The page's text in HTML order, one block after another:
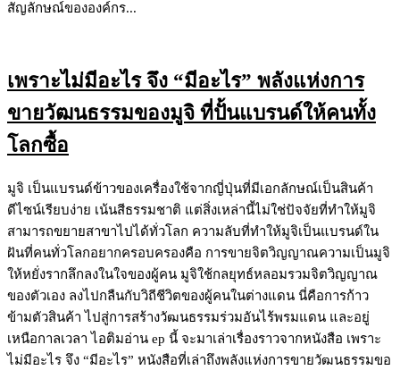
สัญลักษณ์ขององค์กร...
เพราะไม่มีอะไร จึง “มีอะไร” พลังแห่งการ
ขายวัฒนธรรมของมูจิ ที่ปั้นแบรนด์ให้คนทั้ง
โลกซื้อ
มูจิ เป็นแบรนด์ข้าวของเครื่องใช้จากญี่ปุ่นที่มีเอกลักษณ์เป็นสินค้า
ดีไซน์เรียบง่าย เน้นสีธรรมชาติ แต่สิ่งเหล่านี้ไม่ใช่ปัจจัยที่ทำให้มูจิ
สามารถขยายสาขาไปได้ทั่วโลก ความลับที่ทำให้มูจิเป็นแบรนด์ใน
ฝันที่คนทั่วโลกอยากครอบครองคือ การขายจิตวิญญาณความเป็นมูจิ
ให้หยั่งรากลึกลงในใจของผู้คน มูจิใช้กลยุทธ์หลอมรวมจิตวิญญาณ
ของตัวเอง ลงไปกลืนกับวิถีชีวิตของผู้คนในต่างแดน นี่คือการก้าว
ข้ามตัวสินค้า ไปสู่การสร้างวัฒนธรรมร่วมอันไร้พรมแดน และอยู่
เหนือกาลเวลา ไอติมอ่าน ep นี้ จะมาเล่าเรื่องราวจากหนังสือ เพราะ
ไม่มีอะไร จึง “มีอะไร” หนังสือที่เล่าถึงพลังแห่งการขายวัฒนธรรมขอ